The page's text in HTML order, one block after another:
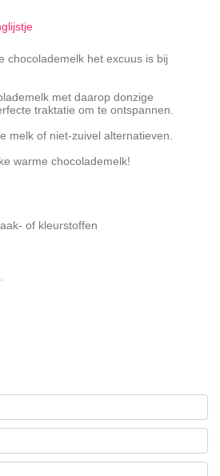
chocolademelk het excuus is bij
met daarop donzige
traktatie om te ontspannen.
melk of niet-zuivel alternatieven.
warme chocolademelk!
of kleurstoffen